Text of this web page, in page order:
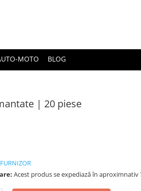
MOTO BLOG
| 20 piese
Acest produs se expediază în aproximnativ